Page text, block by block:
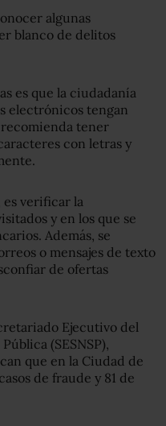
algunas
blanco de delitos
es que la ciudadanía
electrónicos tengan
tener
con letras y
es verificar la
y en los que se
Además, se
o mensajes de texto
de ofertas
Ejecutivo del
(SESNSP),
que en la Ciudad de
de fraude y 81 de